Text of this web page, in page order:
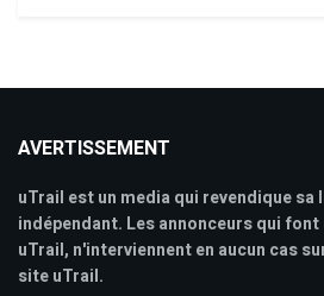
AVERTISSEMENT
uTrail est un media qui revendique
indépendant. Les annonceurs qui
uTrail, n'interviennent en aucun cas
site uTrail.